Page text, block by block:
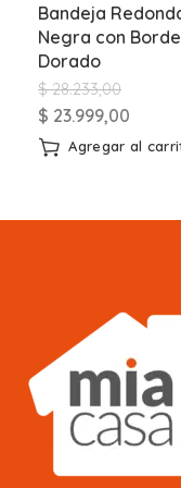
Bandeja
Negra con Borde
Dorado
$28.233,00
$ 23.999,00
Agregar al